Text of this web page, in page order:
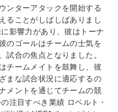
ンターアタックを開始する
ることがしばしばありまし
影響力があり、彼はトーナ
のゴールはチームの士気を
合の焦点となりました。
チームメイトを鼓舞し、彼
まな試合状況に適応するの
メントを通じてチームの競
注目すべき業績 ロベルト・